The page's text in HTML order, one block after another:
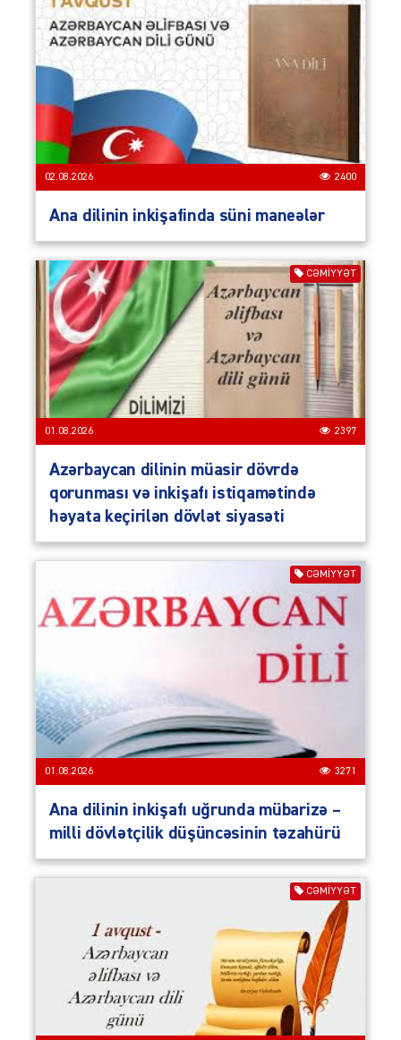
02.08.2026 2400
Ana dilinin inkişafinda süni maneələr
CƏMIYYƏT
01.08.2026 2397
Azərbaycan dilinin müasir dövrdə
qorunması və inkişafı istiqamətində
həyata keçirilən dövlət siyasəti
CƏMIYYƏT
01.08.2026 3271
Ana dilinin inkişafı uğrunda mübarizə –
milli dövlətçilik düşüncəsinin təzahürü
CƏMIYYƏT